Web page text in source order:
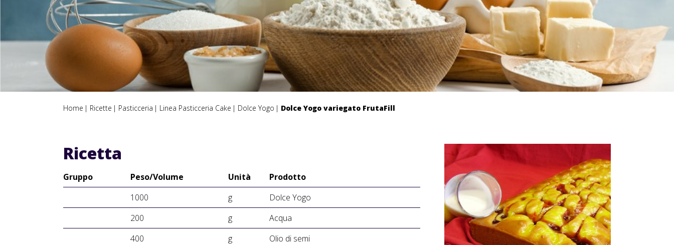
Home Ricette Pasticceria Linea Pasticceria Cake Dolce Yogo Dolce Yogo variegato FrutaFill
Ricetta
Gruppo Peso/Volume Unità
Prodotto
1000
g
Dolce Yogo
200
g
Acqua
400
g
Olio di semi